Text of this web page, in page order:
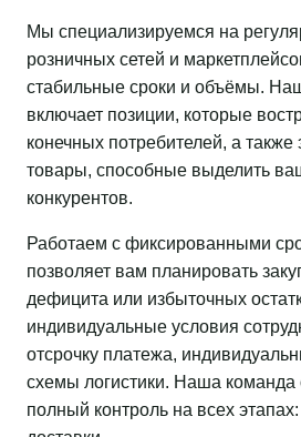
Мы специализируемся на
розничных сетей и
стабильные сроки и объёмы.
включает позиции, которые
конечных потребителей, а
товары, способные выделить
конкурентов.
Работаем с фиксированными
позволяет вам планировать
дефицита или избыточных
индивидуальные условия
отсрочку платежа,
схемы логистики. Наша команда
полный контроль на всех этапах: